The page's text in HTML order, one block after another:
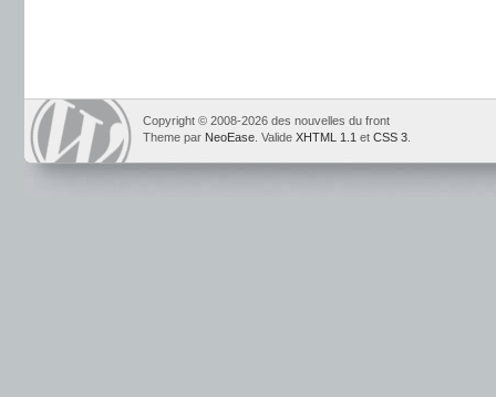
Copyright © 2008-2026 des nouvelles du front
Theme par NeoEase . Valide XHTML 1.1 et CSS 3